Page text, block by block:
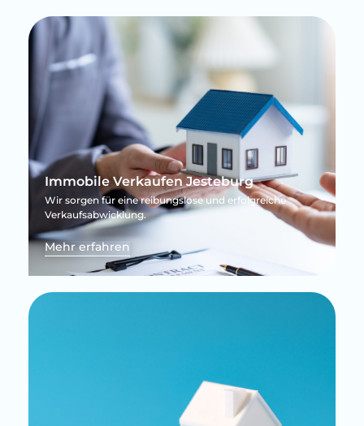
Immobile Verkaufen Jesteburg
Wir sorgen für eine reibungslose und erfolgreiche
Verkaufsabwicklung.
Mehr erfahren